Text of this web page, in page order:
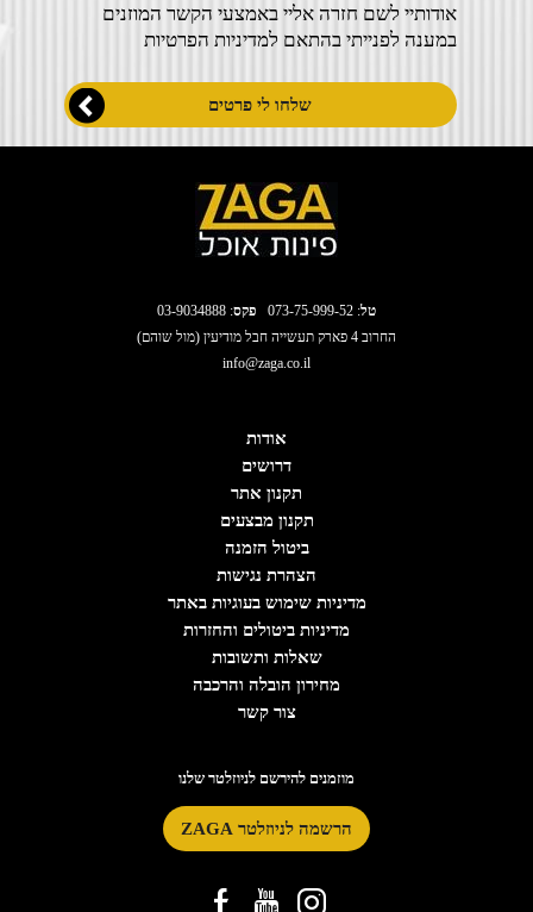
אודותיי לשם חזרה אליי באמצעי הקשר המוזנים
במענה לפנייתי בהתאם למדיניות הפרטיות
טל:
073-75-999-52 פקס: 03-9034888
החרוב 4 פארק תעשייה חבל מודיעין (מול שוהם)
info@zaga.co.il
אודות
דרושים
תקנון אתר
תקנון מבצעים
ביטול הזמנה
הצהרת נגישות
מדיניות שימוש בעוגיות באתר
מדיניות ביטולים והחזרות
שאלות ותשובות
מחירון הובלה והרכבה
צור קשר
מוזמנים להירשם לניוזלטר שלנו
הרשמה לניוזלטר ZAGA